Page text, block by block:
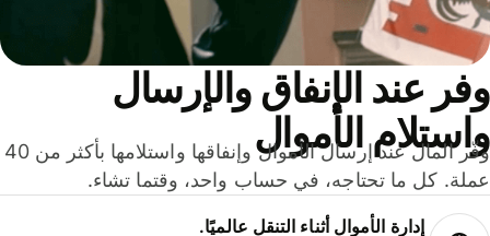
عند الإنفاق والإرسال
الأموال
وفّر المال عند إرسال الأموال وإنفاقها واستلامها بأكثر من 40
كل ما تحتاجه، في حساب واحد، وقتما تشاء.
إدارة الأموال أثناء التنقل عالميًا.